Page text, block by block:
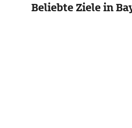
Beliebte Ziele in